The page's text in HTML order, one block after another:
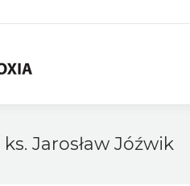
ks. Jarosław Jóźwik